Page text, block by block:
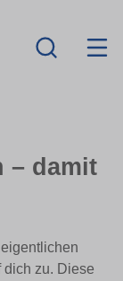
– damit
dich zu. Diese